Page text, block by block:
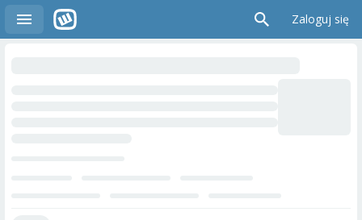
Zaloguj się